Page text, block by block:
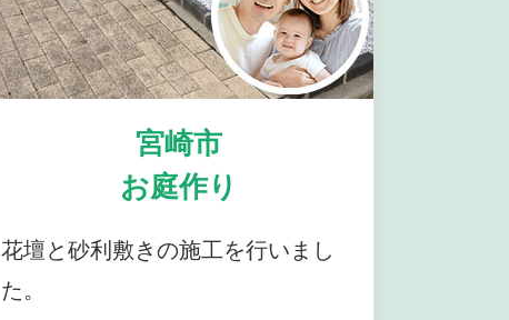
宮崎市
お庭作り
花壇と砂利敷きの施工を行いまし
た。